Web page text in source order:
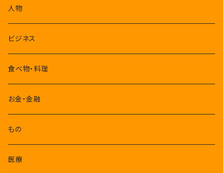
4-6月
7-9月
10-12月
人物
ビジネス
食べ物・料理
お金・金融
もの
医療